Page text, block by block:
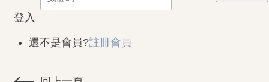
登入
還不是會員?註冊會員